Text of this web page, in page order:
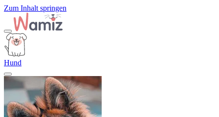
Zum Inhalt springen
Hund